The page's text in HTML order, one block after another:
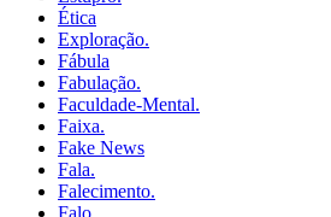
Ética
Exploração.
Fábula
Fabulação.
Faculdade-Mental.
Faixa.
Fake News
Fala.
Falecimento.